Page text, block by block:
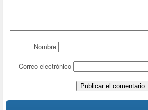
Nombre
Correo electrónico